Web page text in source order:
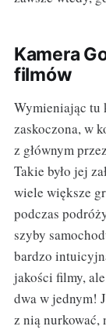
Kamera
filmów
Wymieniając tu
zaskoczona, w
z głównym
Takie było jej
wiele większe
podczas
szyby
bardzo
jakości filmy,
dwa w jednym!
z nią nurkować,